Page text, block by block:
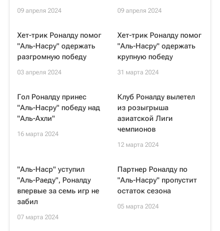
09 апреля 2024 09 апреля 2024
Хет-трик Роналду помог
"Аль-Насру" одержать
разгромную победу
03 апреля 2024
Хет-трик Роналду помог
"Аль-Насру" одержать
крупную победу
31 марта 2024
Гол Роналду принес
"Аль-Насру" победу над
"Аль-Ахли"
16 марта 2024
Клуб Роналду вылетел
из розыгрыша
азиатской Лиги
чемпионов
12 марта 2024
"Аль-Наср" уступил
"Аль-Раеду", Роналду
впервые за семь игр не
забил
07 марта 2024
Партнер Роналду по
"Аль-Насру" пропустит
остаток сезона
05 марта 2024